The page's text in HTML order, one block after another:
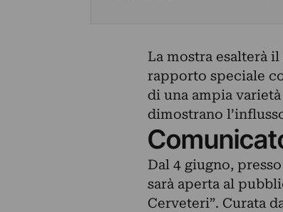
La mostra esalterà
rapporto speciale
di una ampia
dimostrano
Dal 4 giugno,
sarà aperta al
Cerveteri”. Curata